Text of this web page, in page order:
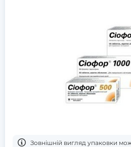
Зовнішній вигляд упаковки